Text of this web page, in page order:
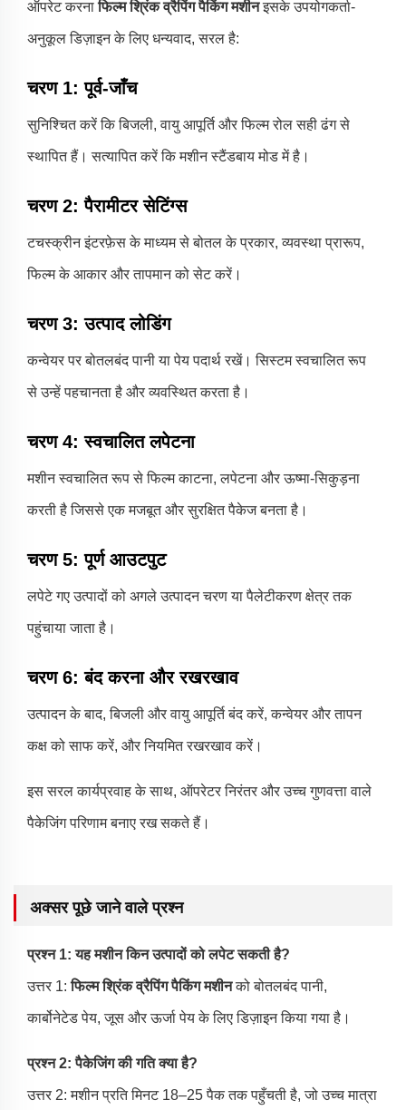
ऑपरेट करनाफिल्म श्रिंक व्रैपिंग पैकिंग मशीनइसके उपयोगकर्ता-
अनुकूल डिज़ाइन के लिए धन्यवाद, सरल है:
चरण 1: पूर्व-जाँच
सुनिश्चित करें कि बिजली, वायु आपूर्ति और फिल्म रोल सही ढंग से
स्थापित हैं। सत्यापित करें कि मशीन स्टैंडबाय मोड में है।
चरण 2: पैरामीटर सेटिंग्स
टचस्क्रीन इंटरफ़ेस के माध्यम से बोतल के प्रकार, व्यवस्था प्रारूप,
फिल्म के आकार और तापमान को सेट करें।
चरण 3: उत्पाद लोडिंग
कन्वेयर पर बोतलबंद पानी या पेय पदार्थ रखें। सिस्टम स्वचालित रूप
से उन्हें पहचानता है और व्यवस्थित करता है।
चरण 4: स्वचालित लपेटना
मशीन स्वचालित रूप से फिल्म काटना, लपेटना और ऊष्मा-सिकुड़ना
करती है जिससे एक मजबूत और सुरक्षित पैकेज बनता है।
चरण 5: पूर्ण आउटपुट
लपेटे गए उत्पादों को अगले उत्पादन चरण या पैलेटीकरण क्षेत्र तक
पहुंचाया जाता है।
चरण 6: बंद करना और रखरखाव
उत्पादन के बाद, बिजली और वायु आपूर्ति बंद करें, कन्वेयर और तापन
कक्ष को साफ करें, और नियमित रखरखाव करें।
इस सरल कार्यप्रवाह के साथ, ऑपरेटर निरंतर और उच्च गुणवत्ता वाले
पैकेजिंग परिणाम बनाए रख सकते हैं।
अक्सर पूछे जाने वाले प्रश्न
प्रश्न 1: यह मशीन किन उत्पादों को लपेट सकती है?
उत्तर 1:फिल्म श्रिंक व्रैपिंग पैकिंग मशीनको बोतलबंद पानी,
कार्बोनेटेड पेय, जूस और ऊर्जा पेय के लिए डिज़ाइन किया गया है।
प्रश्न 2: पैकेजिंग की गति क्या है?
उत्तर 2: मशीन प्रति मिनट 18–25 पैक तक पहुँचती है, जो उच्च मात्रा